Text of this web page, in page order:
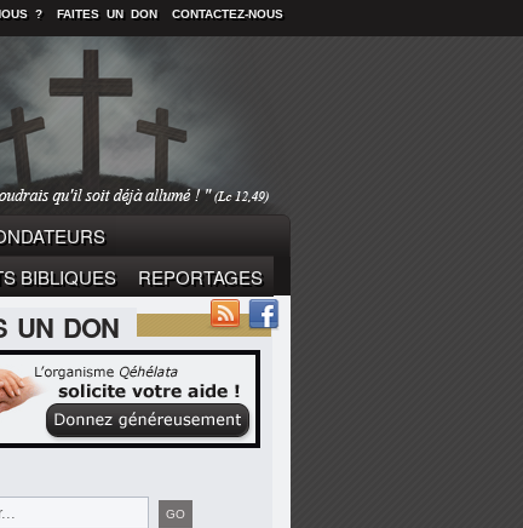
? FAITES UN DON CONTACTEZ-NOUS
BIBLIQUES
REPORTAGES
UN DON